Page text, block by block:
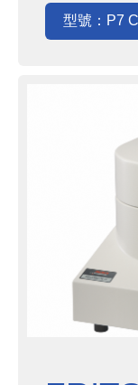
巧的研磨
細化能力
美平衡，
質的德國
型號：P7